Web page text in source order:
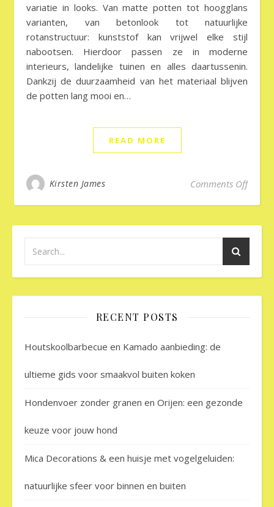
variatie in looks. Van matte potten tot hoogglans
varianten, van betonlook tot natuurlijke
rotanstructuur: kunststof kan vrijwel elke stijl
nabootsen. Hierdoor passen ze in moderne
interieurs, landelijke tuinen en alles daartussenin.
Dankzij de duurzaamheid van het materiaal blijven
de potten lang mooi en…
READ MORE
Kirsten James Comments Offon
RECENT POSTS
Houtskoolbarbecue en Kamado aanbieding: de
ultieme gids voor smaakvol buiten koken
Hondenvoer zonder granen en Orijen: een gezonde
keuze voor jouw hond
Mica Decorations & een huisje met vogelgeluiden:
natuurlijke sfeer voor binnen en buiten